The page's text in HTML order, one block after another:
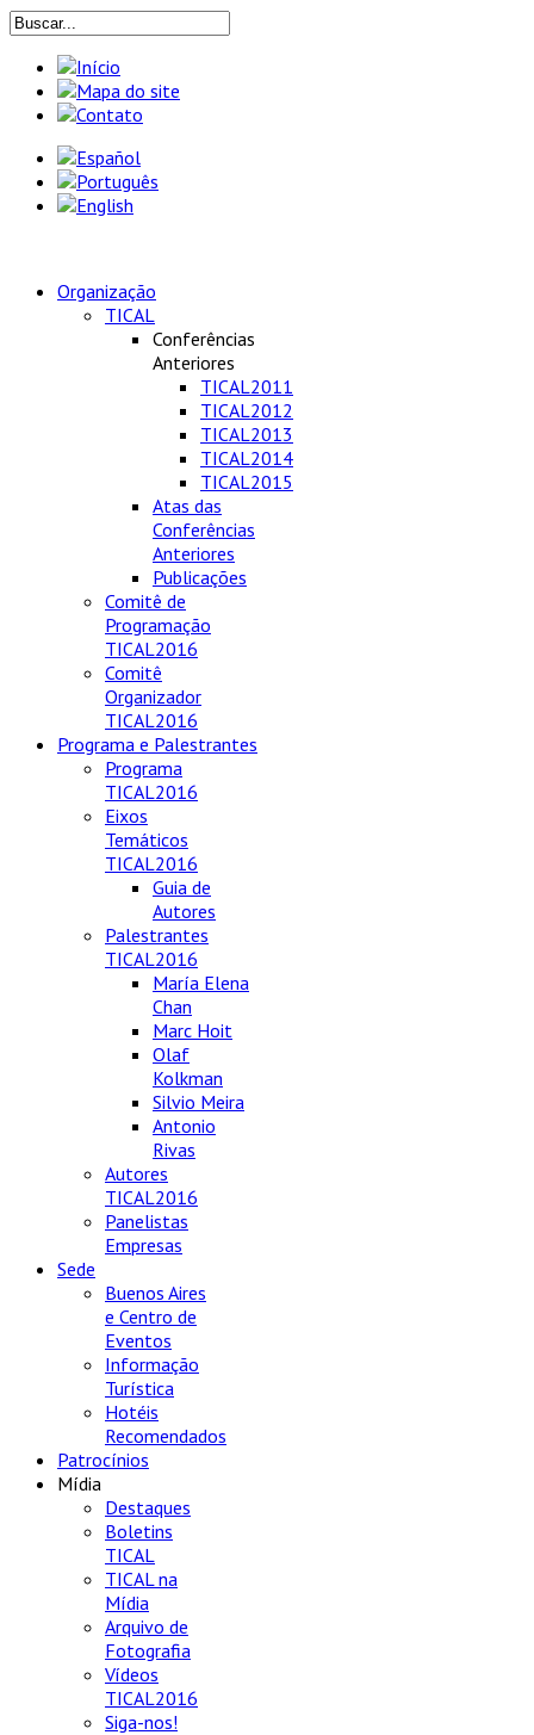
Organização
TICAL
Conferências
Anteriores
TICAL2011
TICAL2012
TICAL2013
TICAL2014
TICAL2015
Atas das
Conferências
Anteriores
Publicações
Comitê de
Programação
TICAL2016
Comitê
Organizador
TICAL2016
Programa e Palestrantes
Programa
TICAL2016
Eixos
Temáticos
TICAL2016
Guia de
Autores
Palestrantes
TICAL2016
María Elena
Chan
Marc Hoit
Olaf
Kolkman
Silvio Meira
Antonio
Rivas
Autores
TICAL2016
Panelistas
Empresas
Sede
Buenos Aires
e Centro de
Eventos
Informação
Turística
Hotéis
Recomendados
Patrocínios
Mídia
Destaques
Boletins
TICAL
TICAL na
Mídia
Arquivo de
Fotografia
Vídeos
TICAL2016
Siga-nos!